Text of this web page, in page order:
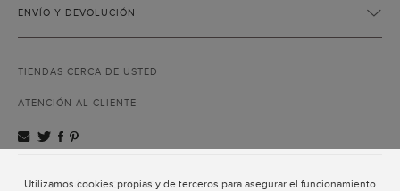
Utilizamos cookies propias y de terceros para asegurar el funcionamiento
ENVÍO Y DEVOLUCIÓN
TIENDAS CERCA DE USTED
ATENCIÓN AL CLIENTE
ATENCIÓN AL CLIENTE